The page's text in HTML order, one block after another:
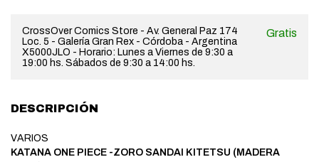
CrossOver Comics Store - Av. General Paz 174
Loc. 5 - Galería Gran Rex - Córdoba - Argentina
X5000JLO - Horario: Lunes a Viernes de 9:30 a
19:00 hs. Sábados de 9:30 a 14:00 hs.
Gratis
DESCRIPCIÓN
VARIOS
KATANA ONE PIECE -ZORO SANDAI KITETSU (MADERA